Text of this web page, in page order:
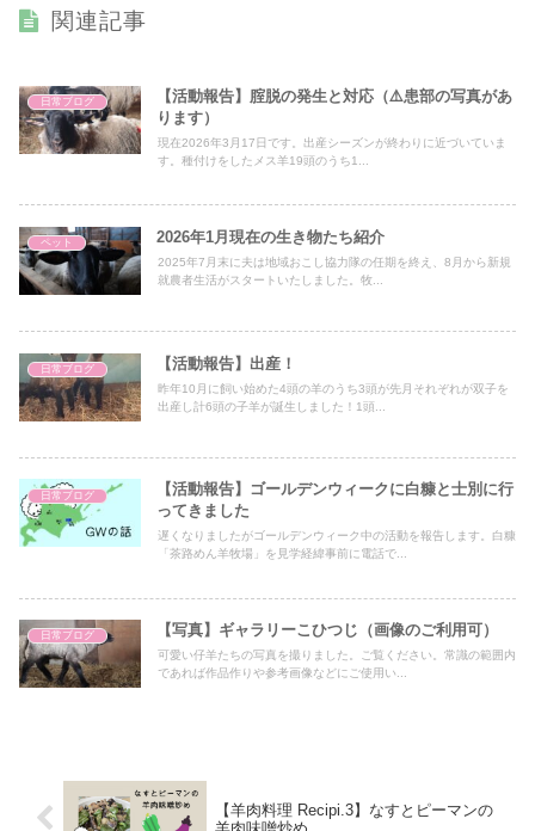
関連記事
日常ブログ
【活動報告】腟脱の発生と対応（⚠️患部の写真があ
ります）
現在2026年3月17日です。出産シーズンが終わりに近づいていま
す。種付けをしたメス羊19頭のうち1...
ペット 2026年1月現在の生き物たち紹介
2025年7月末に夫は地域おこし協力隊の任期を終え、8月から新規
就農者生活がスタートいたしました。牧...
日常ブログ 【活動報告】出産！
昨年10月に飼い始めた4頭の羊のうち3頭が先月それぞれが双子を
出産し計6頭の子羊が誕生しました！1頭...
日常ブログ
【活動報告】ゴールデンウィークに白糠と士別に行
ってきました
遅くなりましたがゴールデンウィーク中の活動を報告します。白糠
「茶路めん羊牧場」を見学経緯事前に電話で...
日常ブログ 【写真】ギャラリーこひつじ（画像のご利用可）
可愛い仔羊たちの写真を撮りました。ご覧ください。常識の範囲内
であれば作品作りや参考画像などにご使用い...
【羊肉料理 Recipi.3】なすとピーマンの